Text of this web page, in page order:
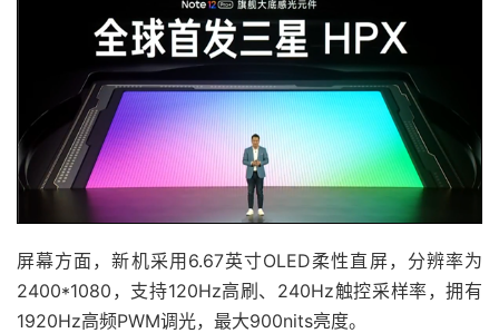
屏幕方面，新机采用6.67英寸OLED柔性直屏，分辨率为
2400*1080，支持120Hz高刷、240Hz触控采样率，拥有
1920Hz高频PWM调光，最大900nits亮度。